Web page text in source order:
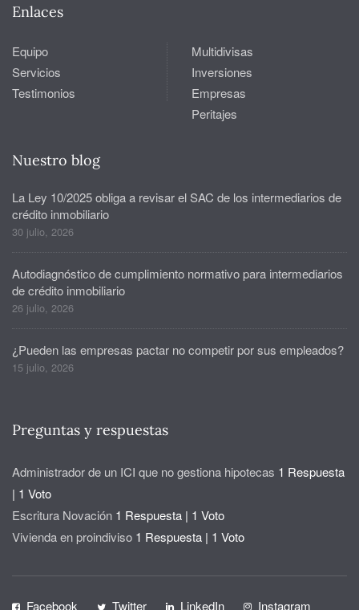
Enlaces
Equipo
Servicios
Testimonios
Multidivisas
Inversiones
Empresas
Peritajes
Nuestro blog
La Ley 10/2025 obliga a revisar el SAC de los intermediarios de
crédito inmobiliario
30 julio, 2026
Autodiagnóstico de cumplimiento normativo para intermediarios
de crédito inmobiliario
26 julio, 2026
¿Pueden las empresas pactar no competir por sus empleados?
15 julio, 2026
Preguntas y respuestas
Administrador de un ICI que no gestiona hipotecas 1 Respuesta
| 1 Voto
Escritura Novación 1 Respuesta | 1 Voto
Vivienda en proindiviso 1 Respuesta | 1 Voto
Facebook Twitter LinkedIn Instagram